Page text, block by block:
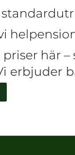
priser här
erbjuder